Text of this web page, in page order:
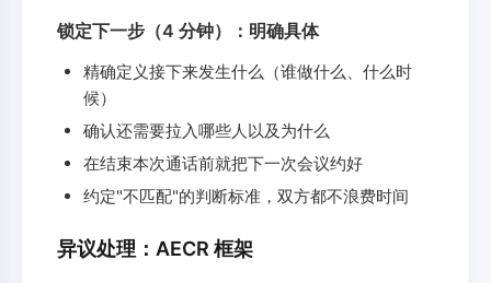
锁定下一步（4 分钟）：明确具体
精确定义接下来发生什么（谁做什么、什么时
候）
确认还需要拉入哪些人以及为什么
在结束本次通话前就把下一次会议约好
约定"不匹配"的判断标准，双方都不浪费时间
异议处理：AECR 框架